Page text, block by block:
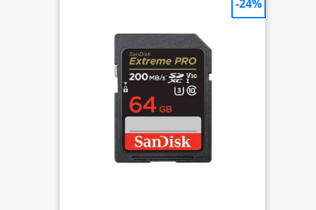
de voiture, garantissant une utilisation sans tracas
sans se soucier des problèmes de compatibilité.
Mémoire haute vitesse offre des vitesses de
transfert de données ultra-rapides allant jusqu'à
80 Mbit/s, garantissant un transfert rapide et
efficace de photos, vidéos, fichiers et données.
(Remarque : la vitesse de transfert des Cartes
Mémoire peut varier en fonction de la capacité, du
matériel de la plateforme de test, du logiciel de
test et du système d'exploitation.) 【STABILITÉ
FIABLE】 Grâce à des puces haute vitesse de classe
C10 et A1, nos Cartes Mémoire offrent une
stabilité exceptionnelle, une protection robuste de
vos précieuses données et une tranquillité d'esprit
dans divers scénarios. 【ADAPTATEUR BONUS】
-24%